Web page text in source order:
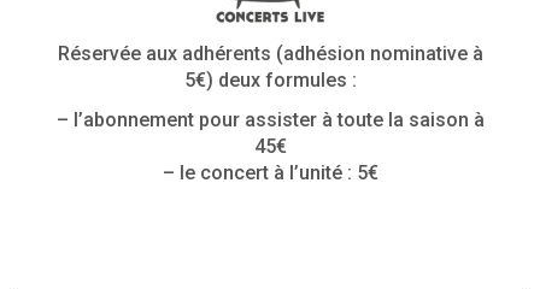
Réservée aux adhérents (adhésion nominative à
5€) deux formules :
– l’abonnement pour assister à toute la saison à
45€
– le concert à l’unité : 5€